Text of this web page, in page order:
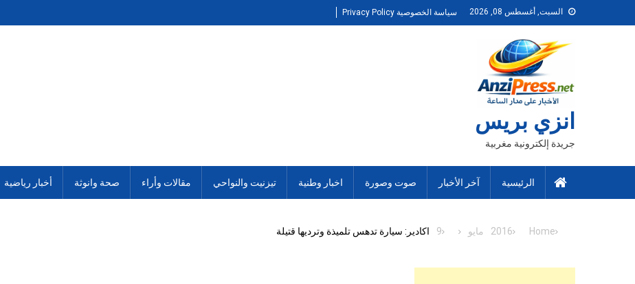
to
السبت, أغسطس 08, 2026 سياسة الخصوصية Privacy Policy
انزي بريس
جريدة إلكترونية مغربية
الرئيسية آخر الأخبار صوت وصورة اخبار وطنية تيزنيت والنواحي مقالات وأراء صحة وانوثة أخبار رياضية
Home
2016 مايو 9 اكادير: سيارة تدهس تلميذة وترديها قتيلة